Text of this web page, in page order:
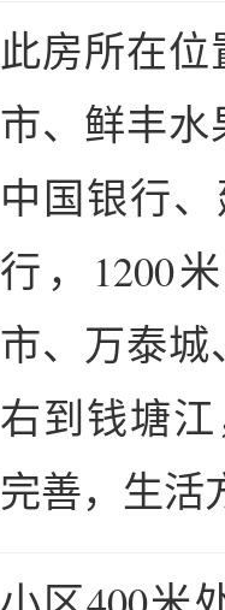
此房所在位
市、鲜丰水
中国银行
行，1200
市、万泰城
右到钱塘
完善，生活